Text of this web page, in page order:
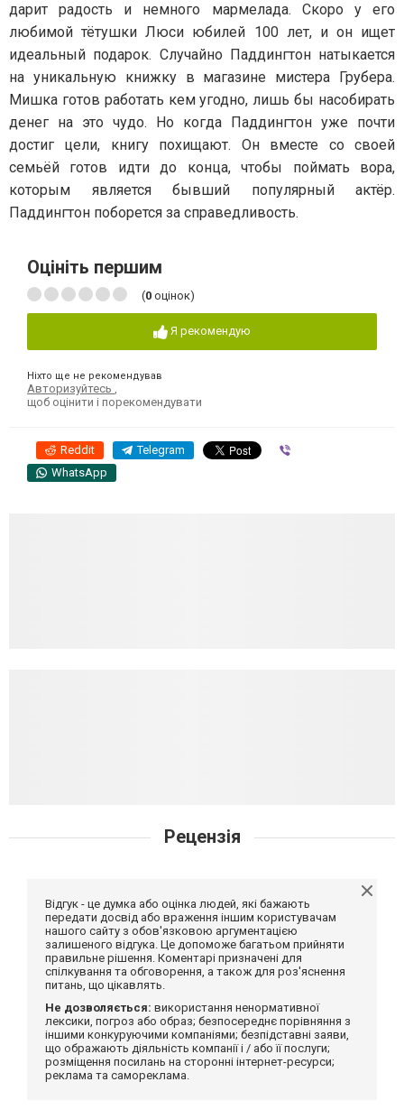
дарит радость и немного мармелада. Скоро у его
любимой тётушки Люси юбилей 100 лет, и он ищет
идеальный подарок. Случайно Паддингтон натыкается
на уникальную книжку в магазине мистера Грубера.
Мишка готов работать кем угодно, лишь бы насобирать
денег на это чудо. Но когда Паддингтон уже почти
достиг цели, книгу похищают. Он вместе со своей
семьёй готов идти до конца, чтобы поймать вора,
которым является бывший популярный актёр.
Паддингтон поборется за справедливость.
Оцініть першим
(0 оцінок)
Я рекомендую
Ніхто ще не рекомендував
Авторизуйтесь
щоб оцінити і порекомендувати
Reddit Telegram
WhatsApp
Рецензія
Відгук - це думка або оцінка людей, які бажають
передати досвід або враження іншим користувачам
нашого сайту з обов'язковою аргументацією
залишеного відгука. Це допоможе багатьом прийняти
правильне рішення. Коментарі призначені для
спілкування та обговорення, а також для роз'яснення
питань, що цікавлять.
Не дозволяється: використання ненормативної
лексики, погроз або образ; безпосереднє порівняння з
іншими конкуруючими компаніями; безпідставні заяви,
що ображають діяльність компанії і / або її послуги;
розміщення посилань на сторонні інтернет-ресурси;
реклама та самореклама.